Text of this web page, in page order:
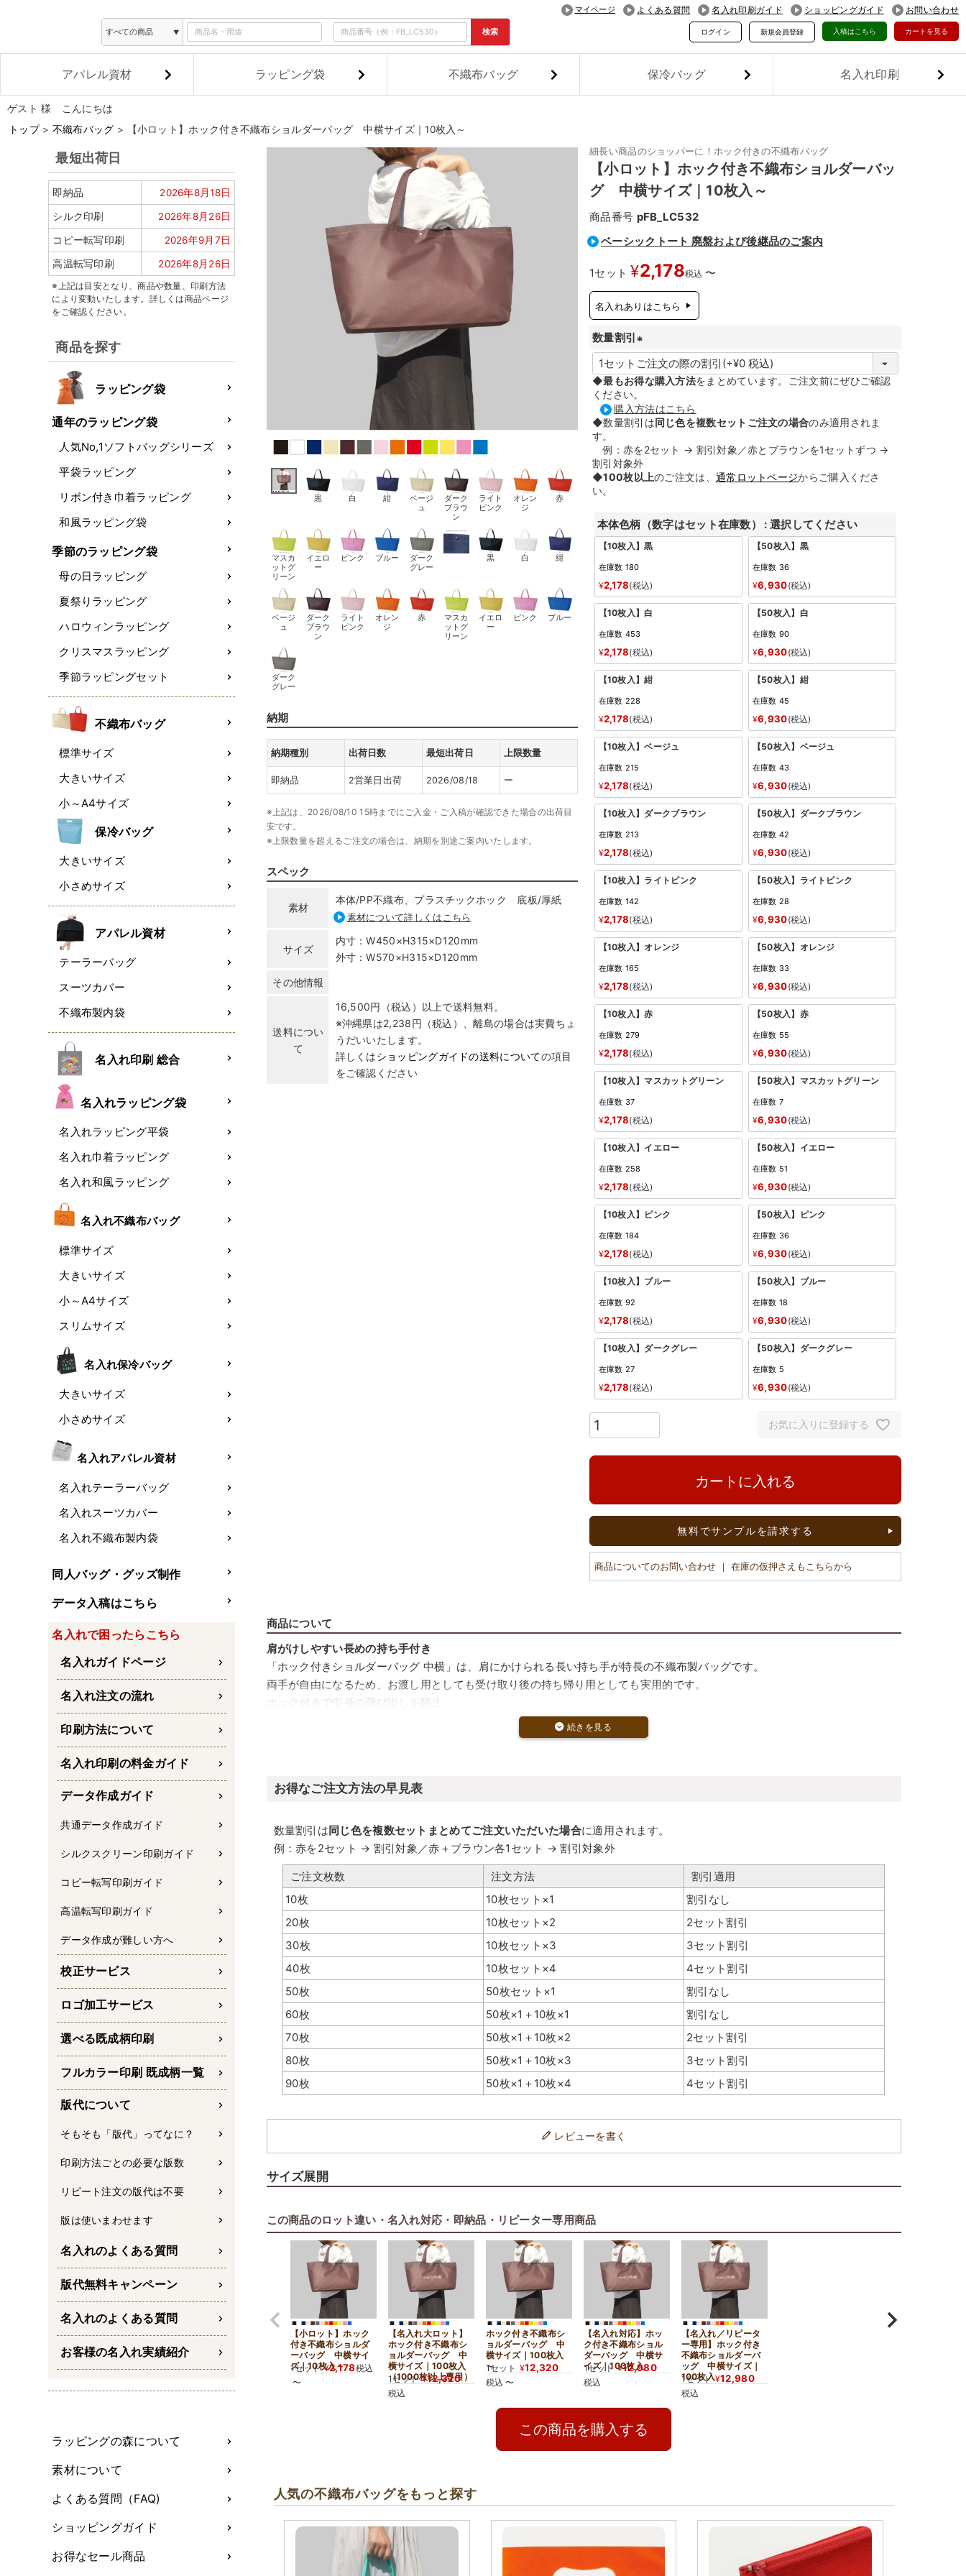
検索
マイページ よくある質問 名入れ印刷ガイド ショッピングガイド お問い合わせ
カートを見る
入稿はこちら
ログイン 新規会員登録
アパレル資材 ラッピング袋 不織布バッグ 保冷バッグ 名入れ印刷
ゲスト 様 こんにちは
トップ 不織布バッグ 【小ロット】ホック付き不織布ショルダーバッグ 中横サイズ｜10枚入～
最短出荷日
即納品 2026年8月18日
シルク印刷 2026年8月26日
コピー転写印刷 2026年9月7日
高温転写印刷 2026年8月26日
※上記は目安となり、商品や数量、印刷方法
により変動いたします。詳しくは商品ページ
をご確認ください。
商品を探す
ラッピング袋
通年のラッピング袋
人気No,1ソフトバッグシリーズ
平袋ラッピング
リボン付き巾着ラッピング
和風ラッピング袋
季節のラッピング袋
母の日ラッピング
夏祭りラッピング
ハロウィンラッピング
クリスマスラッピング
季節ラッピングセット
不織布バッグ
標準サイズ
大きいサイズ
小～A4サイズ
保冷バッグ
大きいサイズ
小さめサイズ
アパレル資材
テーラーバッグ
スーツカバー
不織布製内袋
名入れ印刷 総合
名入れラッピング袋
名入れラッピング平袋
名入れ巾着ラッピング
名入れ和風ラッピング
名入れ不織布バッグ
標準サイズ
大きいサイズ
小～A4サイズ
スリムサイズ
名入れ保冷バッグ
大きいサイズ
小さめサイズ
名入れアパレル資材
名入れテーラーバッグ
名入れスーツカバー
名入れ不織布製内袋
同人バッグ・グッズ制作
データ入稿はこちら
名入れで困ったらこちら
名入れガイドページ
名入れ注文の流れ
印刷方法について
名入れ印刷の料金ガイド
データ作成ガイド
共通データ作成ガイド
シルクスクリーン印刷ガイド
コピー転写印刷ガイド
高温転写印刷ガイド
データ作成が難しい方へ
校正サービス
ロゴ加工サービス
選べる既成柄印刷
フルカラー印刷 既成柄一覧
版代について
そもそも「版代」ってなに？
印刷方法ごとの必要な版数
リピート注文の版代は不要
版は使いまわせます
名入れのよくある質問
版代無料キャンペーン
名入れのよくある質問
お客様の名入れ実績紹介
ラッピングの森について
素材について
よくある質問（FAQ)
ショッピングガイド
お得なセール商品
黒 白 紺
ベージ
ュ
ダーク
ブラウ
ン
ライト
ピンク
オレン
ジ
赤
マスカ
ットグ
リーン
イエロ
ー
ピンク ブルー
ダーク
グレー
黒 白 紺
ベージ
ュ
ダーク
ブラウ
ン
ライト
ピンク
オレン
ジ
赤
マスカ
ットグ
リーン
イエロ
ー
ピンク ブルー
ダーク
グレー
納期
納期種別 出荷日数 最短出荷日 上限数量
即納品 2営業日出荷 2026/08/18 ー
※上記は、2026/08/10 15時までにご入金・ご入稿が確認できた場合の出荷目
安です。
※上限数量を超えるご注文の場合は、納期を別途ご案内いたします。
スペック
素材
本体/PP不織布、プラスチックホック 底板/厚紙
素材について詳しくはこちら
サイズ
内寸：W450×H315×D120mm
外寸：W570×H315×D120mm
その他情報
送料につい
て
16,500円（税込）以上で送料無料。
※沖縄県は2,238円（税込）、離島の場合は実費ちょ
うだいいたします。
詳しくはショッピングガイドの送料についての項目
をご確認ください
細長い商品のショッパーに！ホック付きの不織布バッグ
【小ロット】ホック付き不織布ショルダーバッ
グ 中横サイズ｜10枚入～
商品番号 pFB_LC532
ベーシックトート 廃盤および後継品のご案内
1セット ¥2,178税込 〜
名入れありはこちら
数量割引
(
必
須
)
◆最もお得な購入方法をまとめています。ご注文前にぜひご確認
ください。
購入方法はこちら
◆数量割引は同じ色を複数セットご注文の場合のみ適用されま
す。
例：赤を2セット → 割引対象／赤とブラウンを1セットずつ →
割引対象外
◆100枚以上のご注文は、 通常ロットページからご購入くださ
い。
本体色柄（数字はセット在庫数） 選択してください
【10枚入】黒
在庫数 180
¥2,178 税込
【50枚入】黒
在庫数 36
¥6,930 税込
【10枚入】白
在庫数 453
¥2,178 税込
【50枚入】白
在庫数 90
¥6,930 税込
【10枚入】紺
在庫数 228
¥2,178 税込
【50枚入】紺
在庫数 45
¥6,930 税込
【10枚入】ベージュ
在庫数 215
¥2,178 税込
【50枚入】ベージュ
在庫数 43
¥6,930 税込
【10枚入】ダークブラウン
在庫数 213
¥2,178 税込
【50枚入】ダークブラウン
在庫数 42
¥6,930 税込
【10枚入】ライトピンク
在庫数 142
¥2,178 税込
【50枚入】ライトピンク
在庫数 28
¥6,930 税込
【10枚入】オレンジ
在庫数 165
¥2,178 税込
【50枚入】オレンジ
在庫数 33
¥6,930 税込
【10枚入】赤
在庫数 279
¥2,178 税込
【50枚入】赤
在庫数 55
¥6,930 税込
【10枚入】マスカットグリーン
在庫数 37
¥2,178 税込
【50枚入】マスカットグリーン
在庫数 7
¥6,930 税込
【10枚入】イエロー
在庫数 258
¥2,178 税込
【50枚入】イエロー
在庫数 51
¥6,930 税込
【10枚入】ピンク
在庫数 184
¥2,178 税込
【50枚入】ピンク
在庫数 36
¥6,930 税込
【10枚入】ブルー
在庫数 92
¥2,178 税込
【50枚入】ブルー
在庫数 18
¥6,930 税込
【10枚入】ダークグレー
在庫数 27
¥2,178 税込
【50枚入】ダークグレー
在庫数 5
¥6,930 税込
お気に入りに登録する
カートに入れる
無料でサンプルを請求する
商品についてのお問い合わせ ｜ 在庫の仮押さえもこちらから
商品について
肩がけしやすい長めの持ち手付き
「ホック付きショルダーバッグ 中横」は、肩にかけられる長い持ち手が特長の不織布製バッグです。
両手が自由になるため、お渡し用としても受け取り後の持ち帰り用としても実用的です。
開口部中央にはホックが1か所付いており、簡単に封ができます。
お客様の持ち運び中に中身が見えたり飛び出す心配も軽減され、再利用も期待できます。
ブーツや枕などの長さのある大きめの商品にも対応でき、衣類や雑貨類のラッピング・持ち帰り用としても活躍します。
上部にホックがついており、簡易に口
止めできます。
長めの持ち手で持ち運びしやすい。
※画像は中横サイズ
全体的にコロンとした形状。（写真は
印刷を入れたときのイメージです）
お得なご注文方法の早見表
数量割引は同じ色を複数セットまとめてご注文いただいた場合に適用されます。
例：赤を2セット → 割引対象／赤＋ブラウン各1セット → 割引対象外
ご注文枚数 注文方法
割引適用
10枚
10枚セット×1
割引なし
20枚
10枚セット×2
2セット割引
30枚
10枚セット×3
3セット割引
40枚
10枚セット×4
4セット割引
50枚
50枚セット×1
割引なし
60枚
50枚×1＋10枚×1
割引なし
70枚
50枚×1＋10枚×2
2セット割引
80枚
50枚×1＋10枚×3
3セット割引
90枚
50枚×1＋10枚×4 4セット割引
レビューを書く
サイズ展開
この商品のロット違い・名入れ対応・即納品・リピーター専用商品
【小ロット】ホック
付き不織布ショルダ
ーバッグ 中横サイ
ズ｜10枚入～
1セット ¥2,178税込
〜
【名入れ大ロット】
ホック付き不織布シ
ョルダーバッグ 中
横サイズ｜100枚入
（1000枚以上専用）
1セット ¥12,320
税込
ホック付き不織布シ
ョルダーバッグ 中
横サイズ｜100枚入
～
1セット ¥12,320
税込 〜
【名入れ対応】ホッ
ク付き不織布ショル
ダーバッグ 中横サ
イズ｜100枚入
1セット ¥12,980
税込
【名入れ／リピータ
ー専用】ホック付き
不織布ショルダーバ
ッグ 中横サイズ｜
100枚入
1セット ¥12,980
税込
この商品を購入する
人気の不織布バッグをもっと探す